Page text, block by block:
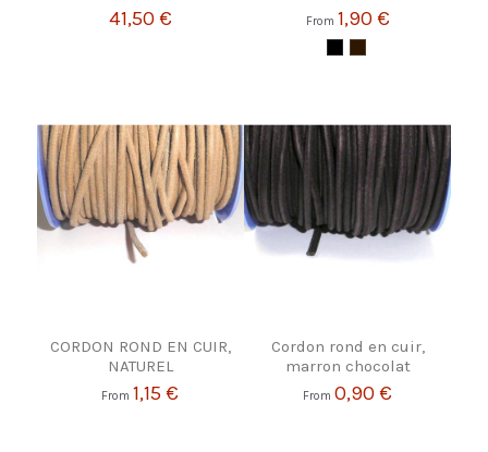
41,50 € From 1,90 €
CORDON ROND EN CUIR,
NATUREL
From 1,15 €
Cordon rond en cuir,
marron chocolat
From0,90 €